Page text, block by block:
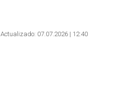
Actualizado: 07.07.2026 | 12:40